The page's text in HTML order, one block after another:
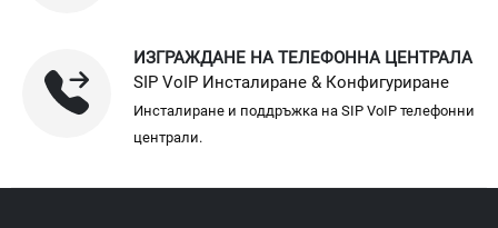
ИЗГРАЖДАНЕ НА ТЕЛЕФОННА ЦЕНТРАЛА
SIP VoIP Инсталиране & Конфигуриране
Инсталиране и поддръжка на SIP VoIP телефонни
централи.